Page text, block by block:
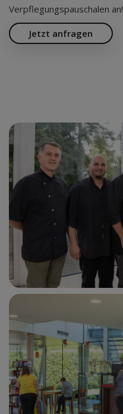
Verpflegungspauschalen an!
Jetzt anfragen